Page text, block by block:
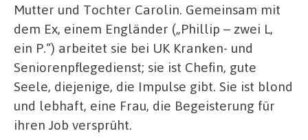
Mutter und Tochter Carolin. Gemeinsam mit
dem Ex, einem Engländer („Phillip – zwei L,
ein P.“) arbeitet sie bei UK Kranken- und
Seniorenpflegedienst; sie ist Chefin, gute
Seele, diejenige, die Impulse gibt. Sie ist blond
und lebhaft, eine Frau, die Begeisterung für
ihren Job versprüht.